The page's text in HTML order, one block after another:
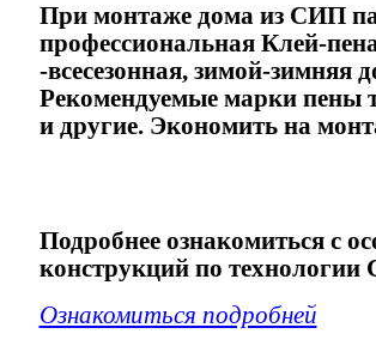
При монтаже дома из СИП
профессиональная Клей-
-всесезонная, зимой-зимняя
Рекомендуемые марки пены
и другие. Экономить на
Подробнее ознакомиться с
конструкций по
Ознакомиться подробней